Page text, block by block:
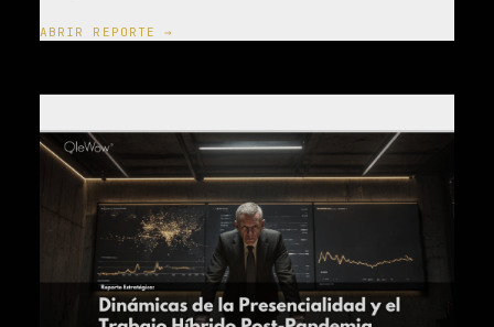
ABRIR REPORTE →